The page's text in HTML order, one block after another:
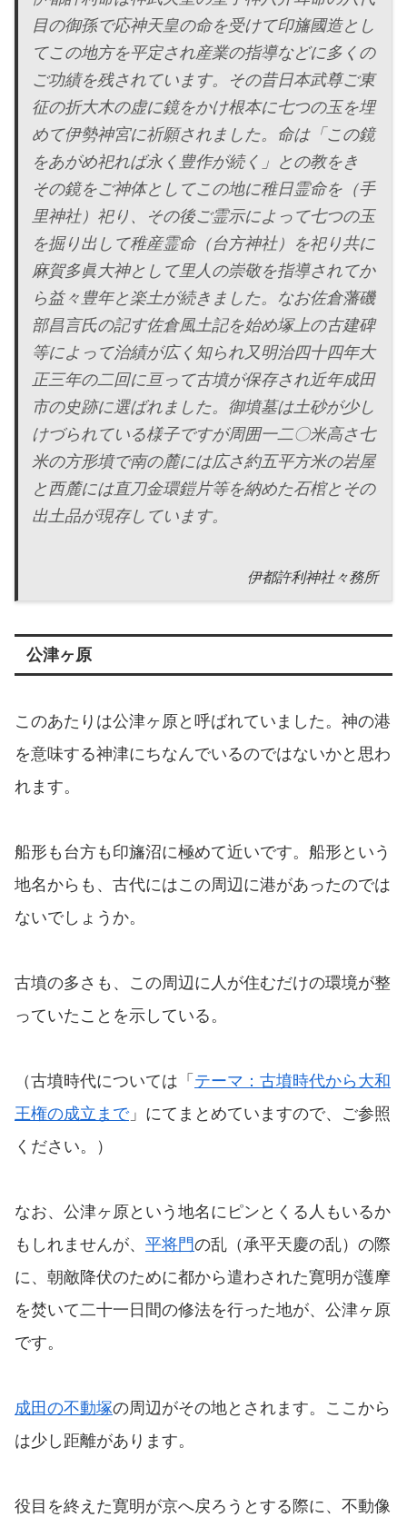
目の御孫で応神天皇の命を受けて印旛國造とし
てこの地方を平定され産業の指導などに多くの
ご功績を残されています。その昔日本武尊ご東
征の折大木の虚に鏡をかけ根本に七つの玉を埋
めて伊勢神宮に祈願されました。命は「この鏡
をあがめ祀れば永く豊作が続く」との教をきゝ
その鏡をご神体としてこの地に稚日霊命を（手
里神社）祀り、その後ご霊示によって七つの玉
を掘り出して稚産霊命（台方神社）を祀り共に
麻賀多眞大神として里人の崇敬を指導されてか
ら益々豊年と楽土が続きました。なお佐倉藩磯
部昌言氏の記す佐倉風土記を始め塚上の古建碑
等によって治績が広く知られ又明治四十四年大
正三年の二回に亘って古墳が保存され近年成田
市の史跡に選ばれました。御墳墓は土砂が少し
けづられている様子ですが周囲一二〇米高さ七
米の方形墳で南の麓には広さ約五平方米の岩屋
と西麓には直刀金環鎧片等を納めた石棺とその
出土品が現存しています。
伊都許利神社々務所
公津ヶ原
このあたりは公津ヶ原と呼ばれていました。神の港
を意味する神津にちなんでいるのではないかと思わ
れます。
船形も台方も印旛沼に極めて近いです。船形という
地名からも、古代にはこの周辺に港があったのでは
ないでしょうか。
古墳の多さも、この周辺に人が住むだけの環境が整
っていたことを示している。
（古墳時代については「 テーマ：古墳時代から大和
王権の成立まで」にてまとめていますので、ご参照
ください。）
なお、公津ヶ原という地名にピンとくる人もいるか
もしれませんが、 平将門の乱（承平天慶の乱）の際
に、朝敵降伏のために都から遣わされた寛明が護摩
を焚いて二十一日間の修法を行った地が、公津ヶ原
です。
成田の不動塚の周辺がその地とされます。ここから
は少し距離があります。
役目を終えた寛明が京へ戻ろうとする際に、不動像